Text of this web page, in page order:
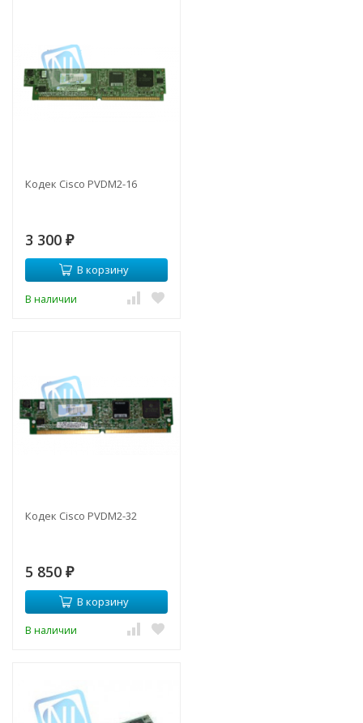
Кодек Cisco PVDM2-16
3 300 ₽
В корзину
В наличии
Кодек Cisco PVDM2-32
5 850 ₽
В корзину
В наличии